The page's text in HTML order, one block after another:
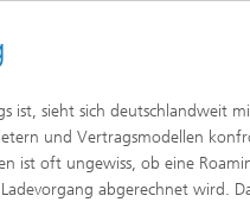
ist, sieht sich deutschlandweit
und Vertragsmodellen
ist oft ungewiss, ob eine
abgerechnet wird.